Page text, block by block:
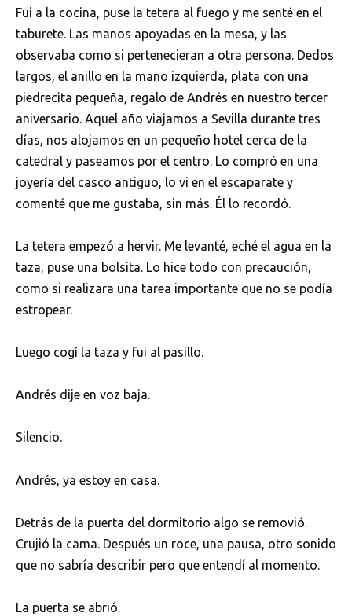
Fui a la cocina, puse la tetera al fuego y me senté en el
taburete. Las manos apoyadas en la mesa, y las
observaba como si pertenecieran a otra persona. Dedos
largos, el anillo en la mano izquierda, plata con una
piedrecita pequeña, regalo de Andrés en nuestro tercer
aniversario. Aquel año viajamos a Sevilla durante tres
días, nos alojamos en un pequeño hotel cerca de la
catedral y paseamos por el centro. Lo compró en una
joyería del casco antiguo, lo vi en el escaparate y
comenté que me gustaba, sin más. Él lo recordó.
La tetera empezó a hervir. Me levanté, eché el agua en la
taza, puse una bolsita. Lo hice todo con precaución,
como si realizara una tarea importante que no se podía
estropear.
Luego cogí la taza y fui al pasillo.
Andrés dije en voz baja.
Silencio.
Andrés, ya estoy en casa.
Detrás de la puerta del dormitorio algo se removió.
Crujió la cama. Después un roce, una pausa, otro sonido
que no sabría describir pero que entendí al momento.
La puerta se abrió.